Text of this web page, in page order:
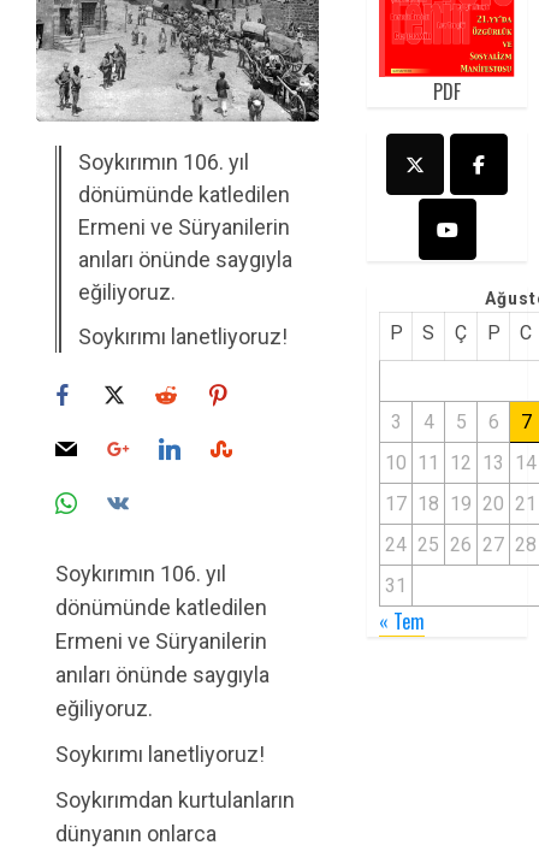
Soykırımın 106. yıl
dönümünde katledilen
Ermeni ve Süryanilerin
anıları önünde saygıyla
eğiliyoruz.
Soykırımı lanetliyoruz!
Soykırımın 106. yıl
dönümünde katledilen
Ermeni ve Süryanilerin
anıları önünde saygıyla
eğiliyoruz.
Soykırımı lanetliyoruz!
Soykırımdan kurtulanların
dünyanın onlarca
PDF
P S Ç P C
3 4 5 6
7
10 11 12 13
14
17 18 19 20 21
24 25 26 27 28
31
« Tem